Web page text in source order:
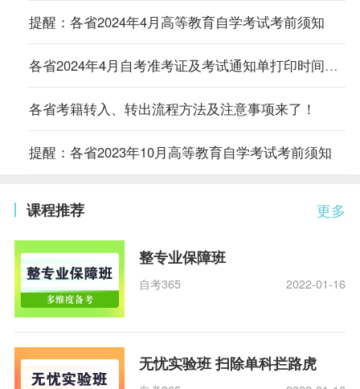
提醒：各省2024年4月高等教育自学考试考前须知
各省2024年4月自考准考证及考试通知单打印时间及入口汇总
各省考籍转入、转出流程方法及注意事项来了！
提醒：各省2023年10月高等教育自学考试考前须知
更多
课程推荐
整专业保障班
自考365 2022-01-16
无忧实验班 扫除单科拦路虎